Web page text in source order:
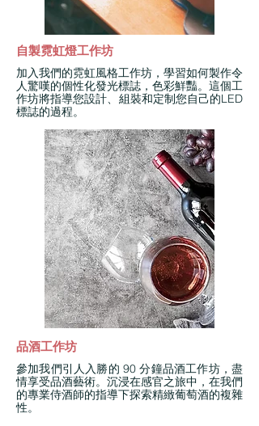
自製霓虹燈工作坊
加入我們的霓虹風格工作坊，學習如何製作令
人驚嘆的個性化發光標誌，色彩鮮豔。這個工
作坊將指導您設計、組裝和定制您自己的LED
標誌的過程。
品酒工作坊
參加我們引人入勝的 90 分鐘品酒工作坊，盡
情享受品酒藝術。沉浸在感官之旅中，在我們
的專業侍酒師的指導下探索精緻葡萄酒的複雜
性。